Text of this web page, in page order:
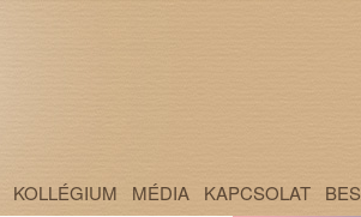
KOLLÉGIUM MÉDIA KAPCSOLAT